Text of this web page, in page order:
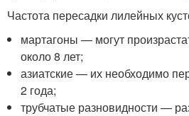
Частота пересадки лилейных
мартагоны — могут
около 8 лет;
азиатские — их необходимо
2 года;
трубчатые разновидности —